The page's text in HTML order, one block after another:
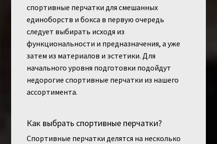
спортивные перчатки для смешанных
единоборств и бокса в первую очередь
следует выбирать исходя из
функциональности и предназначения, а уже
затем из материалов и эстетики. Для
начального уровня подготовки подойдут
недорогие спортивные перчатки из нашего
ассортимента.
Как выбрать спортивные перчатки?
Спортивные перчатки делятся на несколько